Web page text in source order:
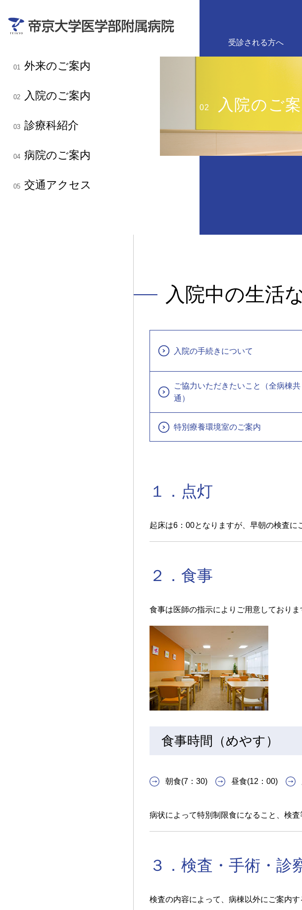
01 外来のご案内
02 入院のご案内
03 診療科紹介
04 病院のご案内
05 交通アクセス
受診される方へ
02 入院のご
入院中の生活
入院の手続きについて
ご協力いただきたいこと（全病棟共
通）
特別療養環境室のご案内
１．点灯
起床は6：00となりますが、早朝の検査に
２．食事
食事は医師の指示によりご用意しておりま
食事時間（めやす）
朝食(7：30) 昼食(12：00)
病状によって特別制限食になること、検
３．検査・手術・診
検査の内容によって、病棟以外にご案内